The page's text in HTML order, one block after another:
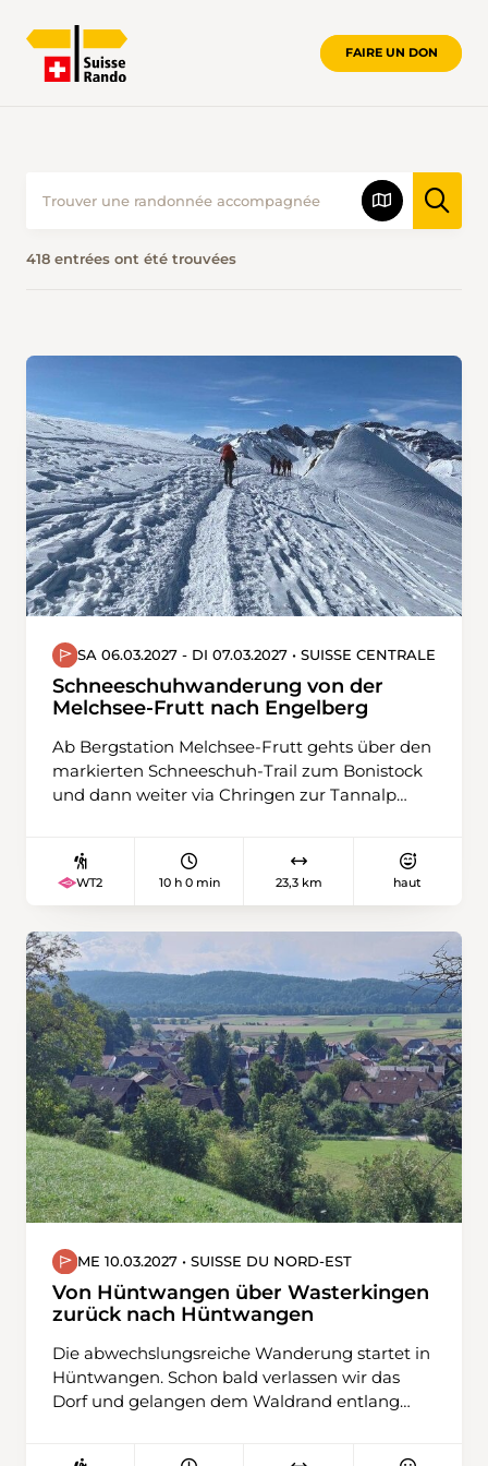
FAIRE UN DON
418 entrées ont été trouvées
SA 06.03.2027 - DI 07.03.2027 • SUISSE CENTRALE
Schneeschuhwanderung von der
Melchsee-Frutt nach Engelberg
Ab Bergstation Melchsee-Frutt gehts über den
markierten Schneeschuh-Trail zum Bonistock
und dann weiter via Chringen zur Tannalp
Gentalstrasse hinunter. Die letzten rund 2
Kilometer laufen wir aus Rücksicht auf die
Bergstrasse entlang zu unserer Herberge im
Hotel Engstlenalp. Am zweiten Tag laufen wir
zuerst über den Engstlensee und danach via
Steitäli zum Jochpass. Der Abstieg führt uns
zum Trübsee und dann zur Bergstation
Älplerseil, wo wir die Seilbahn nach Unter
Trübsee nutzen, bevor wir nach Engelberg
wandern.
WT2 10 h 0 min 23,3 km haut
ME 10.03.2027 • SUISSE DU NORD-EST
Von Hüntwangen über Wasterkingen
zurück nach Hüntwangen
Die abwechslungsreiche Wanderung startet in
Hüntwangen. Schon bald verlassen wir das
Dorf und gelangen dem Waldrand entlang